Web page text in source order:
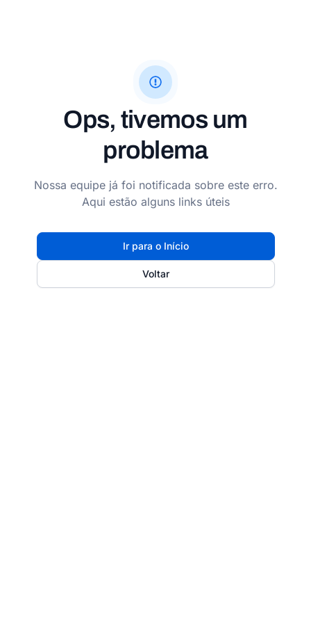
Ops, tivemos um
problema
Nossa equipe já foi notificada sobre este erro.
Aqui estão alguns links úteis
Ir para o Início
Voltar